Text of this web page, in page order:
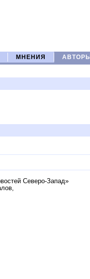
МНЕНИЯ АВТОРЫ
Северо-Запад»